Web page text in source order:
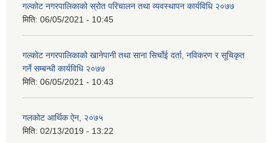
गल्कोट नगरपालिकाको स्रोत परिचालन तथा व्यवस्थापन कार्यविधि २०७७
मिति: 06/05/2021 - 10:45
गल्कोट नगरपालिकाको खानेपानी तथा साना सिचाँई दर्ता, नविकरण र सूचिकृत
गर्ने सम्बन्धी कार्यविधि २०७७
मिति: 06/05/2021 - 10:43
गलकोट आर्थिक ऐन, २०७५
मिति: 02/13/2019 - 13:22